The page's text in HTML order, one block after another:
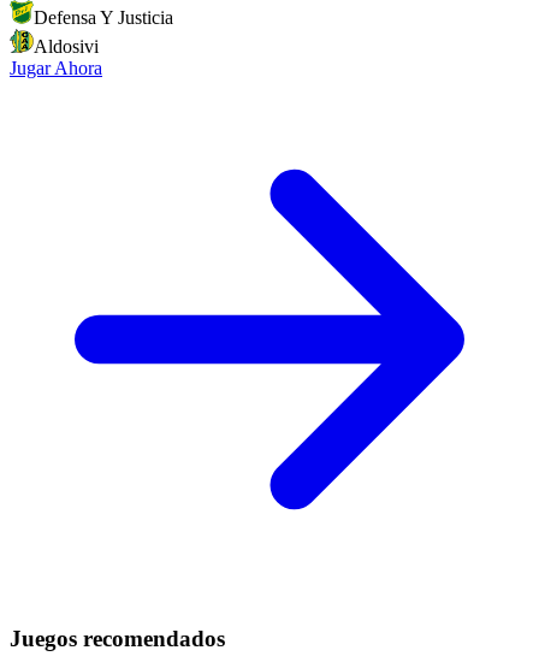
Defensa Y Justicia
Aldosivi
Jugar Ahora
Juegos recomendados